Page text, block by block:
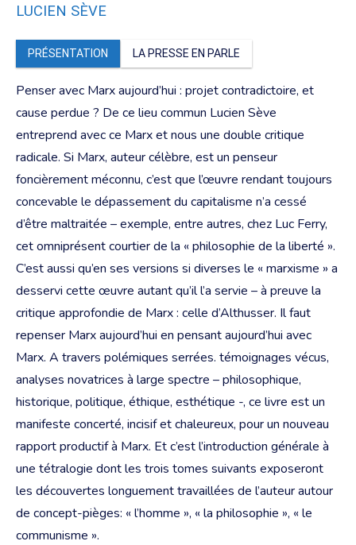
LUCIEN SÈVE
PRÉSENTATION LA PRESSE EN PARLE
Penser avec Marx aujourd’hui : projet contradictoire, et
cause perdue ? De ce lieu commun Lucien Sève
entreprend avec ce Marx et nous une double critique
radicale. Si Marx, auteur célèbre, est un penseur
foncièrement méconnu, c’est que l’œuvre rendant toujours
concevable le dépassement du capitalisme n’a cessé
d’être maltraitée – exemple, entre autres, chez Luc Ferry,
cet omniprésent courtier de la « philosophie de la liberté ».
C’est aussi qu’en ses versions si diverses le « marxisme » a
desservi cette œuvre autant qu’il l’a servie – à preuve la
critique approfondie de Marx : celle d’Althusser. Il faut
repenser Marx aujourd’hui en pensant aujourd’hui avec
Marx. A travers polémiques serrées. témoignages vécus,
analyses novatrices à large spectre – philosophique,
historique, politique, éthique, esthétique -, ce livre est un
manifeste concerté, incisif et chaleureux, pour un nouveau
rapport productif à Marx. Et c’est l’introduction générale à
une tétralogie dont les trois tomes suivants exposeront
les découvertes longuement travaillées de l’auteur autour
de concept-pièges: « l’homme », « la philosophie », « le
communisme ».